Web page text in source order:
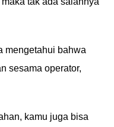
mengetahui bahwa
sesama operator,
kamu juga bisa